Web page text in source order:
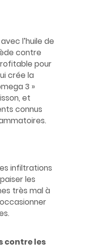
l’huile de
contre
pour
crée la
3 »
et
connus
infiltrations
les
très mal à
contre les